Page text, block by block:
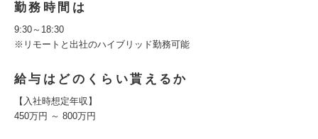
勤務時間は
9:30～18:30
※リモートと出社のハイブリッド勤務可能
給与はどのくらい貰えるか
【入社時想定年収】
450万円 ～ 800万円